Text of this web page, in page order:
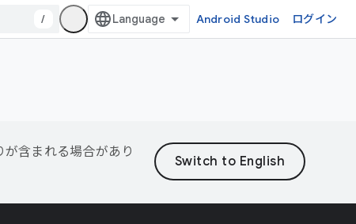
/ Android Studio ログイン
含まれる場合があり